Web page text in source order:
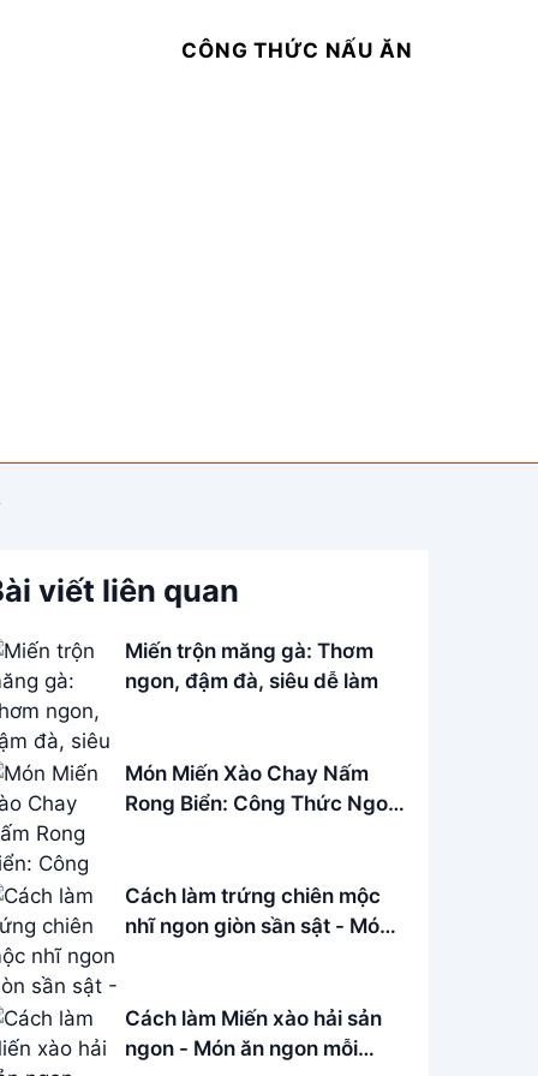
CÔNG THỨC NẤU ĂN
viết liên quan
Miến trộn măng gà: Thơm
ngon, đậm đà, siêu dễ làm
Món Miến Xào Chay Nấm
Rong Biển: Công Thức Ngon,
Cách làm trứng chiên mộc
nhĩ ngon giòn sần sật - Món
Cách làm Miến xào hải sản
ngon - Món ăn ngon mỗi